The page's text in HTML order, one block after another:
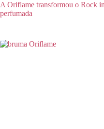
A Oriflame transformou o Rock
perfumada